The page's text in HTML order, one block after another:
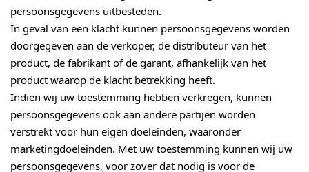
persoonsgegevens uitbesteden.
In geval van een klacht kunnen persoonsgegevens worden
doorgegeven aan de verkoper, de distributeur van het
product, de fabrikant of de garant, afhankelijk van het
product waarop de klacht betrekking heeft.
Indien wij uw toestemming hebben verkregen, kunnen
persoonsgegevens ook aan andere partijen worden
verstrekt voor hun eigen doeleinden, waaronder
marketingdoeleinden. Met uw toestemming kunnen wij uw
persoonsgegevens, voor zover dat nodig is voor de